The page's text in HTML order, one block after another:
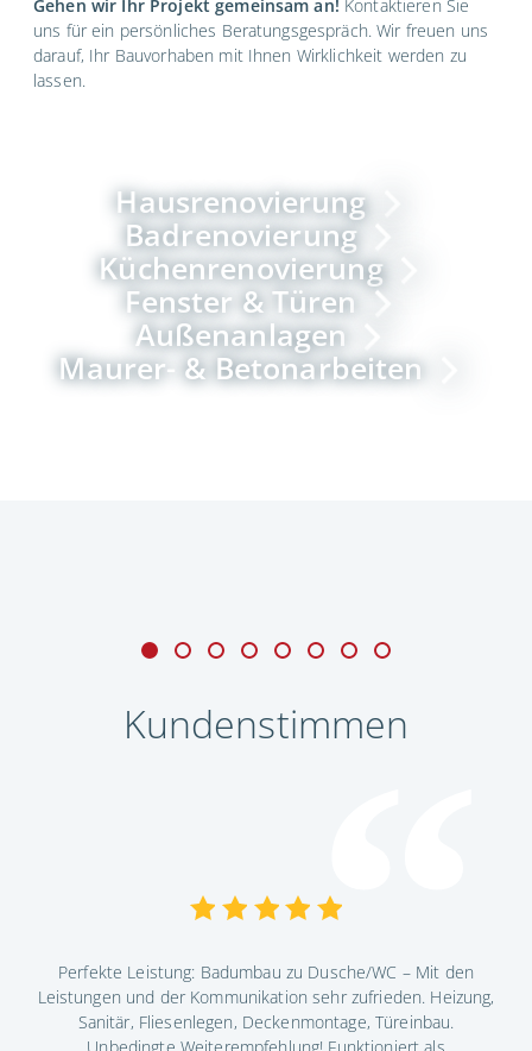
Gehen wir Ihr Projekt gemeinsam an! Kontaktieren Sie
uns für ein persönliches Beratungsgespräch. Wir freuen uns
darauf, Ihr Bauvorhaben mit Ihnen Wirklichkeit werden zu
lassen.
Hausrenovierung
Badrenovierung
Küchenrenovierung
Fenster & Türen
Außenanlagen
Maurer- & Betonarbeiten
Kundenstimmen
Perfekte Leistung: Badumbau zu Dusche/WC – Mit den
Leistungen und der Kommunikation sehr zufrieden. Heizung,
Sanitär, Fliesenlegen, Deckenmontage, Türeinbau.
Unbedingte Weiterempfehlung! Funktioniert als